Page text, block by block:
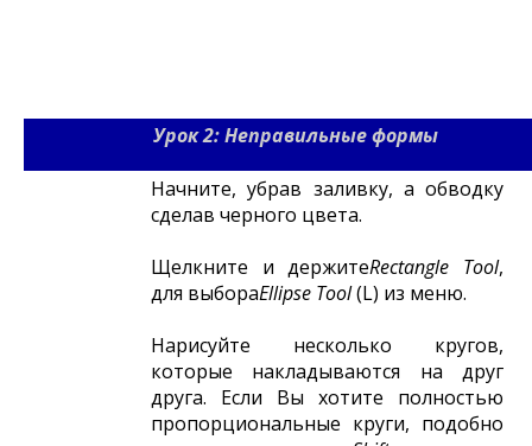
Урок 2: Неправильные формы
Начните, убрав заливку, а обводку
сделав черного цвета.
Щелкните и держитеRectangle Tool,
для выбораEllipse Tool(L) из меню.
Нарисуйте несколько кругов,
которые накладываются на друг
друга. Если Вы хотите полностью
пропорциональные круги, подобно